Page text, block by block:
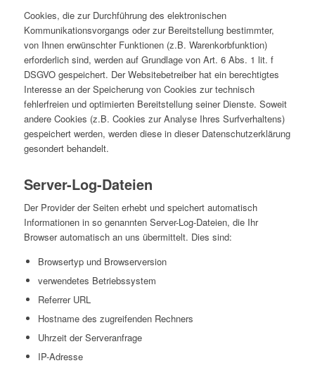
Cookies, die zur Durchführung des elektronischen
Kommunikationsvorgangs oder zur Bereitstellung bestimmter,
von Ihnen erwünschter Funktionen (z.B. Warenkorbfunktion)
erforderlich sind, werden auf Grundlage von Art. 6 Abs. 1 lit. f
DSGVO gespeichert. Der Websitebetreiber hat ein berechtigtes
Interesse an der Speicherung von Cookies zur technisch
fehlerfreien und optimierten Bereitstellung seiner Dienste. Soweit
andere Cookies (z.B. Cookies zur Analyse Ihres Surfverhaltens)
gespeichert werden, werden diese in dieser Datenschutzerklärung
gesondert behandelt.
Server-Log-Dateien
Der Provider der Seiten erhebt und speichert automatisch
Informationen in so genannten Server-Log-Dateien, die Ihr
Browser automatisch an uns übermittelt. Dies sind:
Browsertyp und Browserversion
verwendetes Betriebssystem
Referrer URL
Hostname des zugreifenden Rechners
Uhrzeit der Serveranfrage
IP-Adresse